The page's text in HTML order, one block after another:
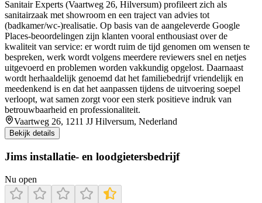
Sanitair Experts (Vaartweg 26, Hilversum) profileert zich als
sanitairzaak met showroom en een traject van advies tot
(badkamer/wc-)realisatie. Op basis van de aangeleverde Google
Places-beoordelingen zijn klanten vooral enthousiast over de
kwaliteit van service: er wordt ruim de tijd genomen om wensen te
bespreken, werk wordt volgens meerdere reviewers snel en netjes
uitgevoerd en problemen worden vakkundig opgelost. Daarnaast
wordt herhaaldelijk genoemd dat het familiebedrijf vriendelijk en
meedenkend is en dat het aanpassen tijdens de uitvoering soepel
verloopt, wat samen zorgt voor een sterk positieve indruk van
betrouwbaarheid en professionaliteit.
Vaartweg 26, 1211 JJ Hilversum, Nederland
Bekijk details
Jims installatie- en loodgietersbedrijf
Nu open